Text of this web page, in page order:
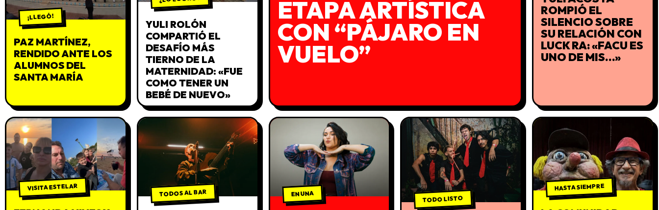
¡LLEGÓ!
PAZ MARTÍNEZ,
RENDIDO ANTE LOS
ALUMNOS DEL
SANTA MARÍA
YULI ROLÓN
COMPARTIÓ EL
DESAFÍO MÁS
TIERNO DE LA
MATERNIDAD: «FUE
COMO TENER UN
BEBÉ DE NUEVO»
ETAPA ARTÍSTICA
CON “PÁJARO EN
VUELO”
ROMPIÓ EL
SILENCIO SOBRE
SU RELACIÓN CON
LUCK RA: «FACU ES
UNO DE MIS…»
VISITA ESTELAR
TODOS AL BAR EN UNA
TODO LISTO
HASTA SIEMPRE